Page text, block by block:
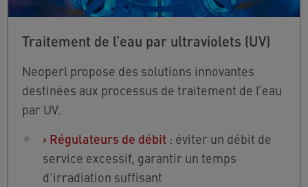
Traitement de l’eau par ultraviolets (UV)
Neoperl propose des solutions innovantes
destinées aux processus de traitement de l’eau
par UV.
› Régulateurs de débit : éviter un débit de
service excessif, garantir un temps
d’irradiation suffisant